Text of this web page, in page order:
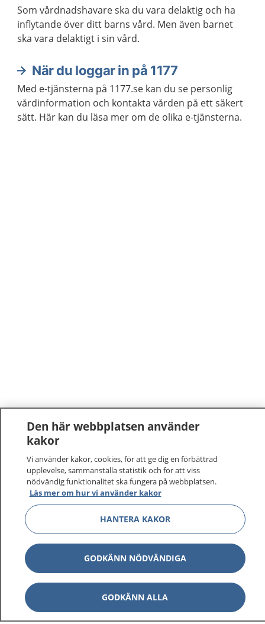
Som vårdnadshavare ska du vara delaktig och ha
inflytande över ditt barns vård. Men även barnet
ska vara delaktigt i sin vård.
När du loggar in på 1177
Med e-tjänsterna på 1177.se kan du se personlig
vårdinformation och kontakta vården på ett säkert
sätt. Här kan du läsa mer om de olika e-tjänsterna.
1177–tryggt om din hälsa och vård
På 1177.se får du råd om hälsa och information om
sjukdomar och vilka mottagningar du kan kontakta.
Logga in för att läsa din journal och göra dina
vårdärenden. Ring telefonnummer 1177 för
sjukvårdsrådgivning dygnet runt.
1177 ger dig råd när du vill må bättre.
Den här webbplatsen använder
kakor
Vi använder kakor, cookies, för att ge dig en förbättrad
upplevelse, sammanställa statistik och för att viss
nödvändig funktionalitet ska fungera på webbplatsen.
Läs mer om hur vi använder kakor
HANTERA KAKOR
GODKÄNN NÖDVÄNDIGA
GODKÄNN ALLA